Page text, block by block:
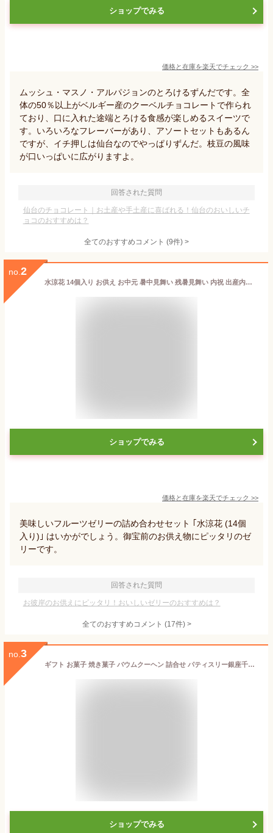
ショップでみる
価格と在庫を楽天でチェック >>
ムッシュ・マスノ・アルパジョンのとろけるずんだです。全
体の50％以上がベルギー産のクーベルチョコレートで作られ
ており、口に入れた途端とろける食感が楽しめるスイーツで
す。いろいろなフレーバーがあり、アソートセットもあるん
ですが、イチ押しは仙台なのでやっぱりずんだ。枝豆の風味
が口いっぱいに広がりますよ。
回答された質問
仙台のチョコレート｜お土産や手土産に喜ばれる！仙台のおいしいチ
ョコのおすすめは？
全てのおすすめコメント (9件) >
no. 2
水涼花 14個入り お供え お中元 暑中見舞い 残暑見舞い 内祝 出産内祝い 贈答品 ゼリー 個包装 お菓子 和菓子 ギフト スイーツ 手土産 常温 日持ち ゼリー詰め合わせ フルーツゼリー お祝い お礼 お見舞い 快気祝い 御仏前 お供え物 梅 温州みかん 甘夏 白桃 洋菓子
ショップでみる
価格と在庫を楽天でチェック >>
美味しいフルーツゼリーの詰め合わせセット ｢水涼花 (14個
入り)｣ はいかがでしょう。御宝前のお供え物にピッタリのゼ
リーです。
回答された質問
お彼岸のお供えにピッタリ！おいしいゼリーのおすすめは？
全てのおすすめコメント (17件) >
no. 3
ギフト お菓子 焼き菓子 バウムクーヘン 詰合せ パティスリー銀座千疋屋 銀座フルーツクーヘンB(16個入)
ショップでみる